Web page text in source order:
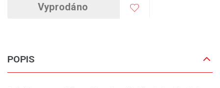
Vyprodáno
POPIS